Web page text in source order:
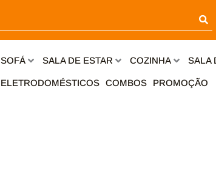
SOFÁ SALA DE ESTAR COZINHA SALA
ELETRODOMÉSTICOS COMBOS PROMOÇÃO